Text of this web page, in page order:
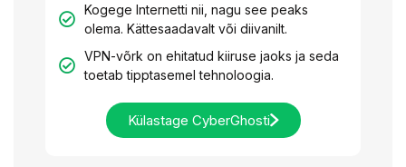
Kogege Internetti nii, nagu see peaks
olema. Kättesaadavalt või diivanilt.
VPN-võrk on ehitatud kiiruse jaoks ja seda
toetab tipptasemel tehnoloogia.
Külastage CyberGhosti